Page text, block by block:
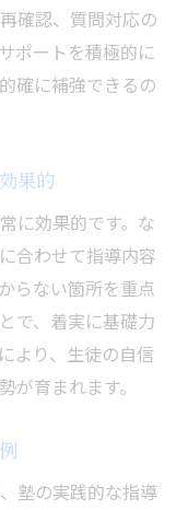
確認、質問対応の
ポートを積極的に
確に補強できるの
果的
に効果的です。な
合わせて指導内容
らない箇所を重点
で、着実に基礎力
より、生徒の自信
が育まれます。
塾の実践的な指導